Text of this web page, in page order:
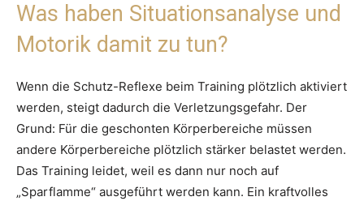
Was haben Situationsanalyse und
Motorik damit zu tun?
Wenn die Schutz-Reflexe beim Training plötzlich aktiviert
werden, steigt dadurch die Verletzungsgefahr. Der
Grund: Für die geschonten Körperbereiche müssen
andere Körperbereiche plötzlich stärker belastet werden.
Das Training leidet, weil es dann nur noch auf
„Sparflamme“ ausgeführt werden kann. Ein kraftvolles